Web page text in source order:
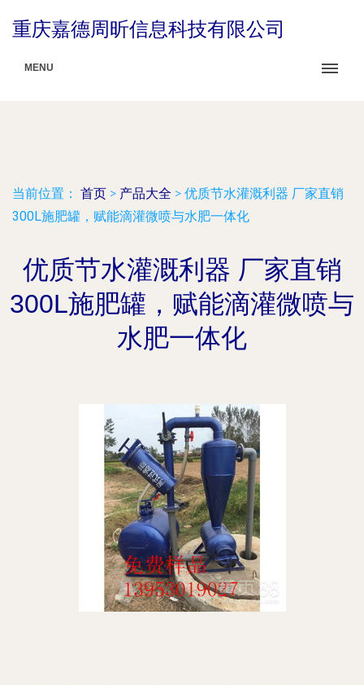
重庆嘉德周昕信息科技有限公司
MENU
当前位置： 首页 > 产品大全 > 优质节水灌溉利器 厂家直销
300L施肥罐，赋能滴灌微喷与水肥一体化
优质节水灌溉利器 厂家直销
300L施肥罐，赋能滴灌微喷与
水肥一体化